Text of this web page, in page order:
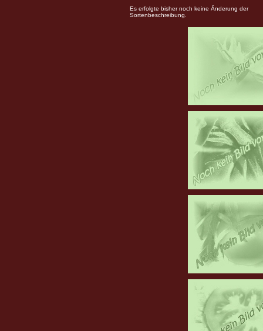
Es erfolgte bisher noch keine Änderung der
Sortenbeschreibung.